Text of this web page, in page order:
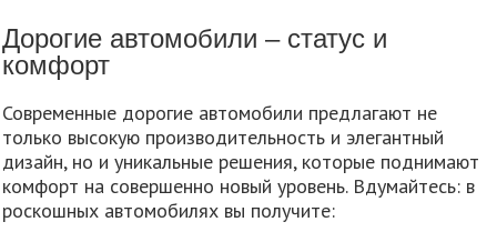
Дорогие автомобили – статус и
комфорт
Современные дорогие автомобили предлагают не
только высокую производительность и элегантный
дизайн, но и уникальные решения, которые поднимают
комфорт на совершенно новый уровень. Вдумайтесь: в
роскошных автомобилях вы получите: